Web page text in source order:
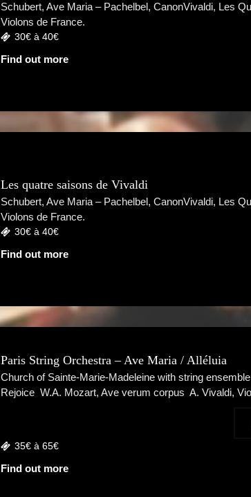
Schubert, Ave Maria – Pachelbel, CanonVivaldi, Les
Violons de France.
30€ à 40€
Find out more
Les quatre saisons de Vivaldi
Schubert, Ave Maria – Pachelbel, CanonVivaldi, Les
Violons de France.
30€ à 40€
Find out more
Paris String Orchestra – Ave Maria / Alléluia
Church of Sainte-Marie-Madeleine with string
Rejoice W.A. Mozart, Ave verum corpus A. Vivaldi,
35€ à 65€
Find out more